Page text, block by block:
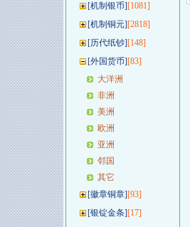
[机制银币][1081]
[机制铜元][2818]
[历代纸钞][148]
[外国货币][83]
大洋洲
非洲
美洲
欧洲
亚洲
邻国
其它
[徽章铜章][93]
[银锭金条][17]